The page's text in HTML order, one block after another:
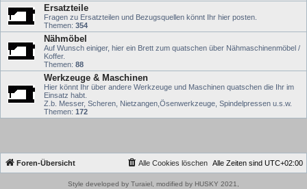
Ersatzteile
Fragen zu Ersatzteilen und Bezugsquellen könnt Ihr hier posten.
Themen: 354
Nähmöbel
Auf Wunsch einiger, hier ein Brett zum quatschen über Nähmaschinenmöbel /
Koffer.
Themen: 88
Werkzeuge & Maschinen
Hier könnt Ihr über andere Werkzeuge und Maschinen quatschen die Ihr im
Einsatz habt.
Z.b. Messer, Scheren, Nietzangen,Ösenwerkzeuge, Spindelpressen u.s.w.
Themen: 172
Foren-Übersicht Alle Zeiten sind UTC+02:00
Alle Cookies löschen
Style developed by Turaiel, modified by HUSKY 2021,